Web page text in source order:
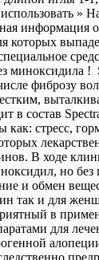
»
информация
которых
миноксидила !
фиброзу
,
в состав
как:стресс,
.В ходе
,но без
и обмен
так и для
в
для